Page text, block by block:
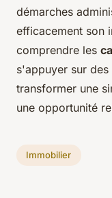
démarches
efficacement son
comprendre les
s'appuyer sur
transformer une
une opportunité
Immobilier